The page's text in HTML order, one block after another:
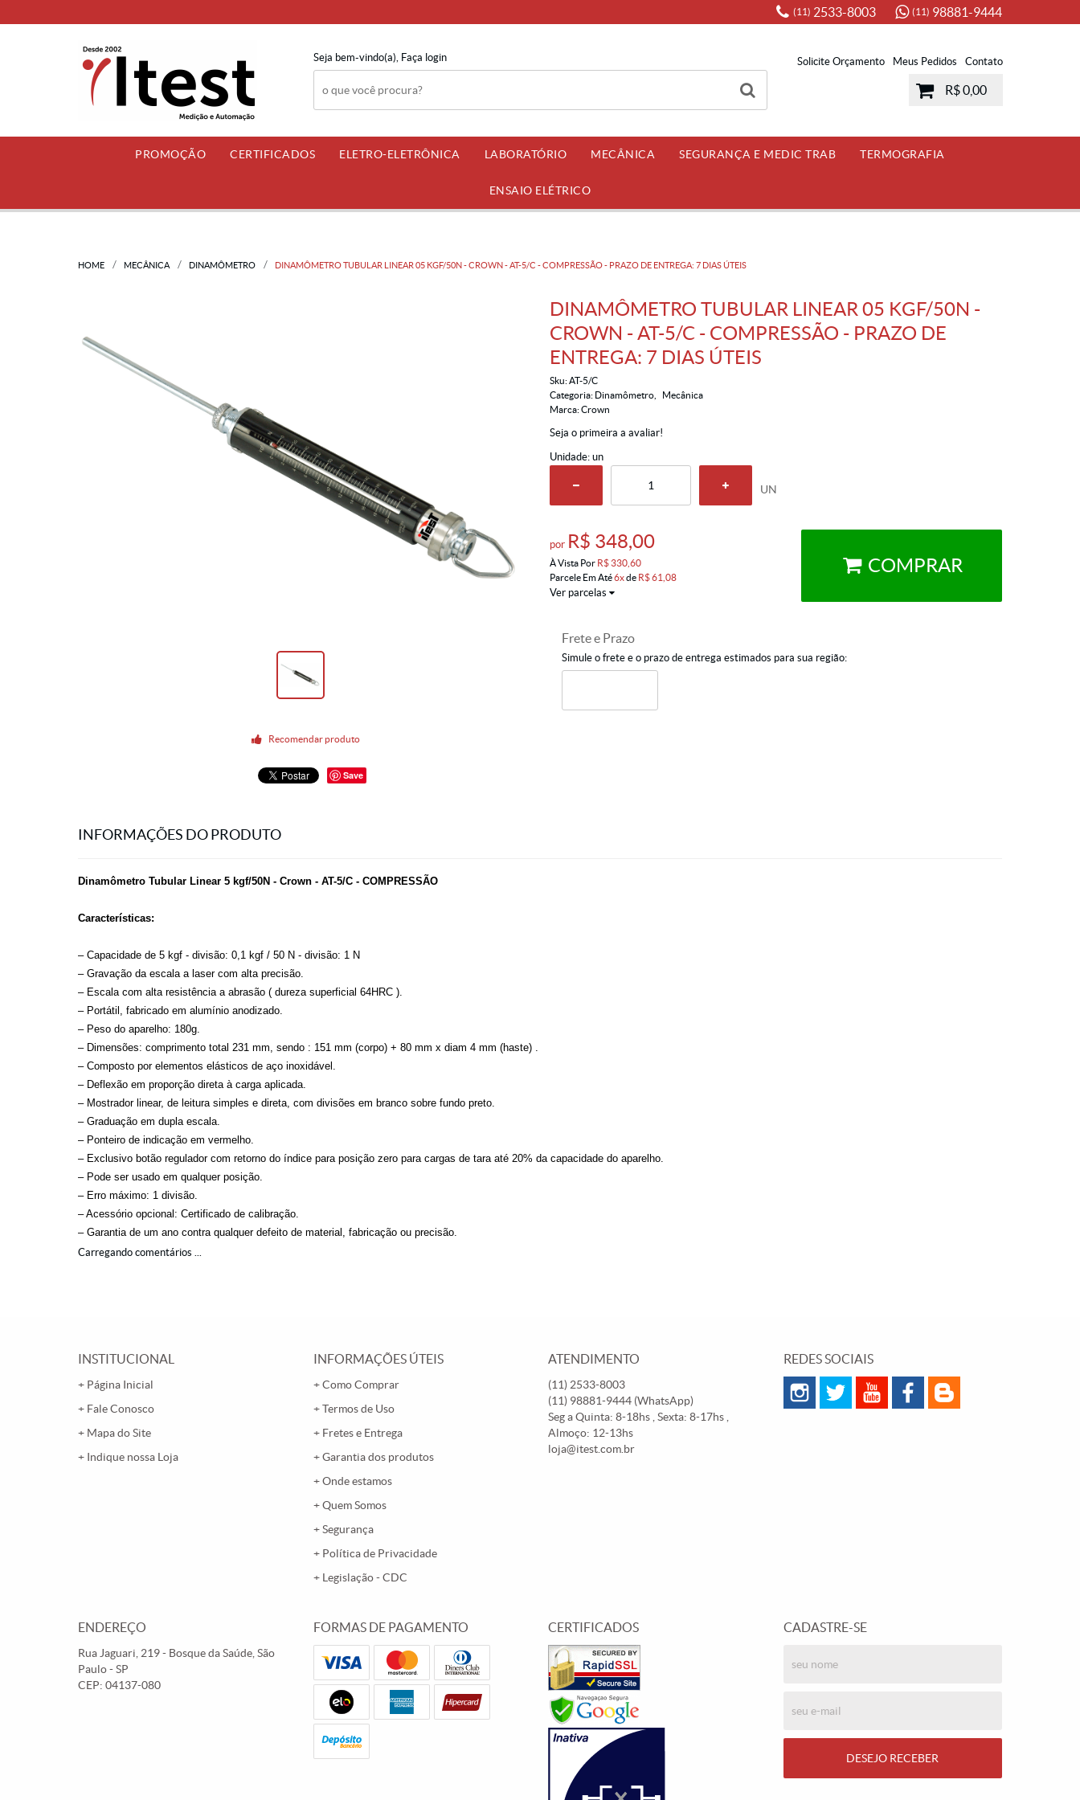
(11) 2533-8003 (11) 98881-9444
Seja bem-vindo(a), Faça login Solicite Orçamento Meus Pedidos Contato
R$ 0,00
PROMOÇÃO CERTIFICADOS ELETRO-ELETRÔNICA LABORATÓRIO MECÂNICA SEGURANÇA E MEDIC TRAB TERMOGRAFIA
ENSAIO ELÉTRICO
HOME MECÂNICA DINAMÔMETRO DINAMÔMETRO TUBULAR LINEAR 05 KGF/50N - CROWN - AT-5/C - COMPRESSÃO - PRAZO DE ENTREGA: 7 DIAS ÚTEIS
Recomendar produto
Save
DINAMÔMETRO TUBULAR LINEAR 05 KGF/50N -
CROWN - AT-5/C - COMPRESSÃO - PRAZO DE
ENTREGA: 7 DIAS ÚTEIS
Sku:AT-5/C
Categoria: Dinamômetro
Mecânica
Marca:Crown
Seja o primeira a avaliar!
Unidade: un
UN
por R$ 348,00
À Vista Por R$ 330,60
Parcele Em Até6xde R$ 61,08
Ver parcelas
COMPRAR
Frete e Prazo
Simule o frete e o prazo de entrega estimados para sua região:
INFORMAÇÕES DO PRODUTO
Dinamômetro Tubular Linear 5 kgf/50N - Crown - AT-5/C - COMPRESSÃO
Características:
– Capacidade de 5 kgf - divisão: 0,1 kgf / 50 N - divisão: 1 N
– Gravação da escala a laser com alta precisão.
– Escala com alta resistência a abrasão ( dureza superficial 64HRC ).
– Portátil, fabricado em alumínio anodizado.
– Peso do aparelho: 180g.
– Dimensões: comprimento total 231 mm, sendo : 151 mm (corpo) + 80 mm x diam 4 mm (haste) .
– Composto por elementos elásticos de aço inoxidável.
– Deflexão em proporção direta à carga aplicada.
– Mostrador linear, de leitura simples e direta, com divisões em branco sobre fundo preto.
– Graduação em dupla escala.
– Ponteiro de indicação em vermelho.
– Exclusivo botão regulador com retorno do índice para posição zero para cargas de tara até 20% da capacidade do aparelho.
– Pode ser usado em qualquer posição.
– Erro máximo: 1 divisão.
– Acessório opcional: Certificado de calibração.
– Garantia de um ano contra qualquer defeito de material, fabricação ou precisão.
Carregando comentários ...
INSTITUCIONAL
Página Inicial
Fale Conosco
Mapa do Site
Indique nossa Loja
INFORMAÇÕES ÚTEIS
Como Comprar
Termos de Uso
Fretes e Entrega
Garantia dos produtos
Onde estamos
Quem Somos
Segurança
Política de Privacidade
Legislação - CDC
ATENDIMENTO
(11) 2533-8003
(11) 98881-9444 (WhatsApp)
Seg a Quinta: 8-18hs , Sexta: 8-17hs ,
Almoço: 12-13hs
loja@itest.com.br
REDES SOCIAIS
ENDEREÇO
Rua Jaguari, 219- Bosque da Saúde, São
Paulo-SP
CEP: 04137-080
FORMAS DE PAGAMENTO CERTIFICADOS CADASTRE-SE
DESEJO RECEBER